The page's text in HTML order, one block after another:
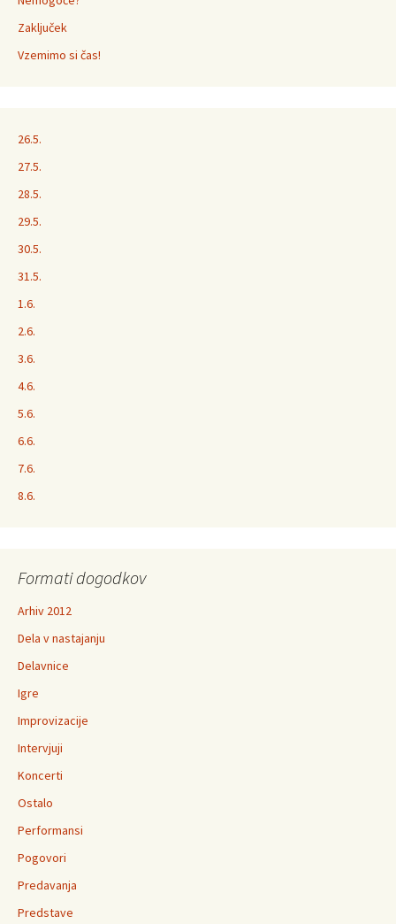
Zaključek
Vzemimo si čas!
26.5.
27.5.
28.5.
29.5.
30.5.
31.5.
1.6.
2.6.
3.6.
4.6.
5.6.
6.6.
7.6.
8.6.
Formati dogodkov
Arhiv 2012
Dela v nastajanju
Delavnice
Igre
Improvizacije
Intervjuji
Koncerti
Ostalo
Performansi
Pogovori
Predavanja
Predstave